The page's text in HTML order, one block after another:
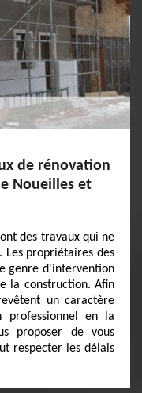
de rénovation
Noueilles et
des travaux qui ne
Les propriétaires des
genre d'intervention
la construction. Afin
un caractère
en la
proposer de vous
respecter les délais